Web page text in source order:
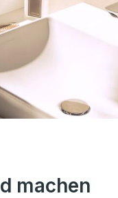
machen